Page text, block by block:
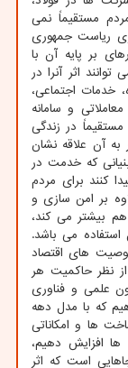
مستقیماً نمی
ریاست جمهوری
بر پایه آن با
اثر آنرا در
خدمات اجتماعی،
و سامانه
در زندگی
آن علاقه نشان
که خدمت در
کنند برای مردم
بر امن سازی و
هم بیشتر می کند،
می باشد.
های اقتصاد
نظر حاکمیت هر
علمی و فناوری
که با مدل دهه
ها و امکاناتی
ها افزایش دهیم،
است که اثر